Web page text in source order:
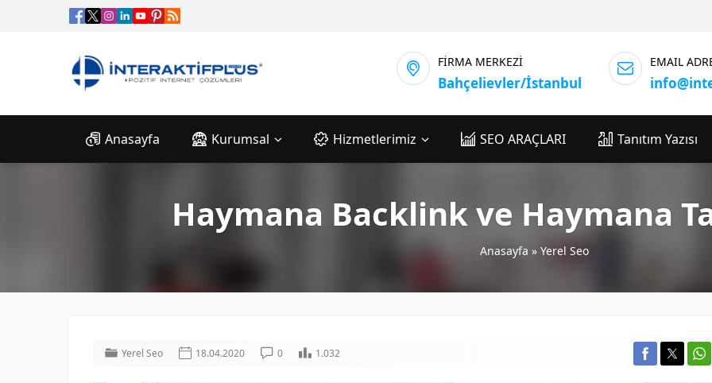
FİRMA MERKEZİ
Bahçelievler/İstanbul
EMAIL
Anasayfa Kurumsal Hizmetlerimiz SEO ARAÇLARI Tanıtım Yazısı
Haymana Backlink ve Haymana
Anasayfa » Yerel Seo
Yerel Seo 18.04.2020 0 1.032